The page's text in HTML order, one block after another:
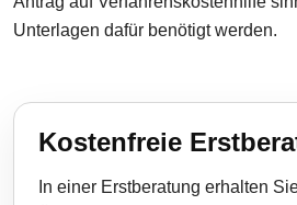
Unterlagen dafür benötigt werden.
Kostenfreie
In einer Erstberatung erhalten